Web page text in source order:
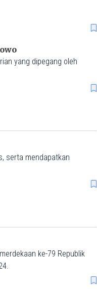
serta mendapatkan
ke-79 Republik